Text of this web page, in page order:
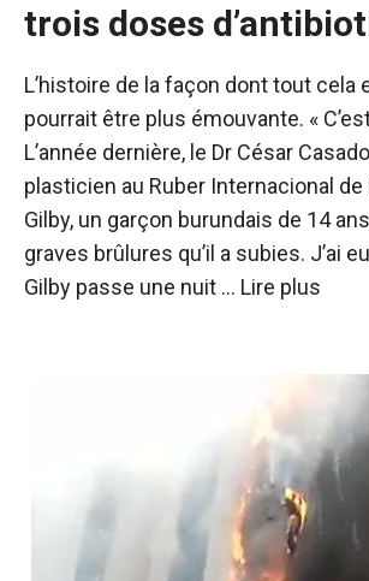
trois doses
L’histoire de la façon dont tout cela
pourrait être plus émouvante. «
L’année dernière, le Dr César
plasticien au Ruber Internacional de
Gilby, un garçon burundais de 14
graves brûlures qu’il a subies. J’ai
Gilby passe une nuit … Lire plus